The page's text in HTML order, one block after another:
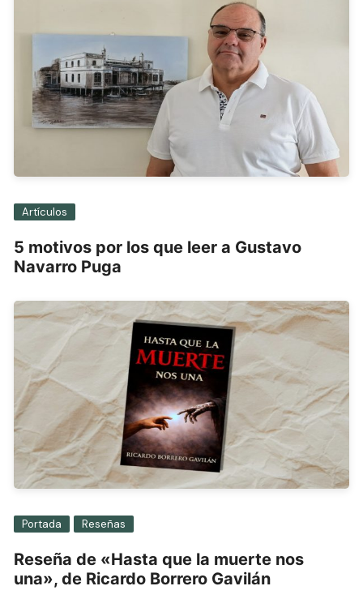
Artículos
5 motivos por los que leer a Gustavo
Navarro Puga
Portada Reseñas
Reseña de «Hasta que la muerte nos
una», de Ricardo Borrero Gavilán